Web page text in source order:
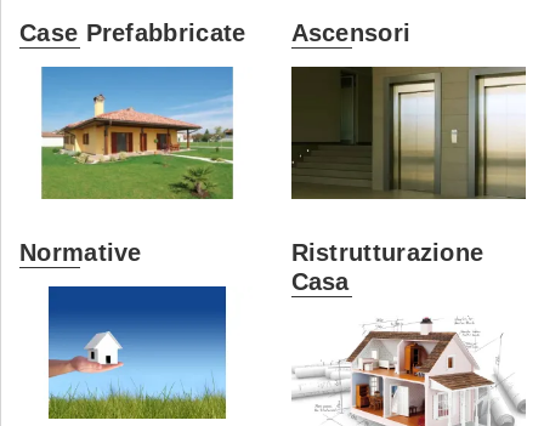
Case Prefabbricate Ascensori
Normative
Ristrutturazione
Casa